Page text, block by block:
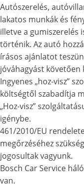
Autószerelés,
lakatos munkák és
illetve a gumiszerelés
történik. Az autó
írásos ajánlatot
jóváhagyást követően
Ingyenes „hoz-visz”
költségtől szabadítja
„Hoz-visz”
igénybe.
461/2010/EU
megőrzéséhez
jogosultak vagyunk.
Bosch Car Service
van.